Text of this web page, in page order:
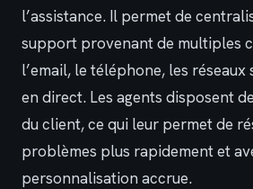
l’assistance. Il permet de
support provenant de multiples
l’email, le téléphone, les
en direct. Les agents disposent
du client, ce qui leur permet de
problèmes plus rapidement et
personnalisation accrue.